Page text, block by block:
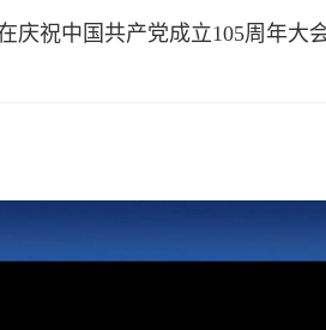
庆祝中国共产党成立105周年大